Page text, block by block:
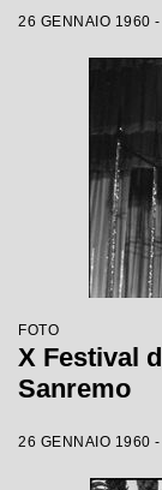
26 GENNAIO 1960
FOTO
X Festival
Sanremo
26 GENNAIO 1960